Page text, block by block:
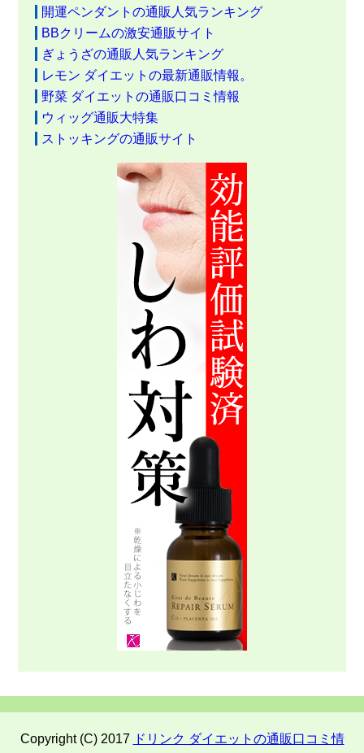
開運ペンダントの通販人気ランキング
BBクリームの激安通販サイト
ぎょうざの通販人気ランキング
レモン ダイエットの最新通販情報。
野菜 ダイエットの通販口コミ情報
ウィッグ通販大特集
ストッキングの通販サイト
Copyright (C) 2017 ドリンク ダイエットの通販口コミ情